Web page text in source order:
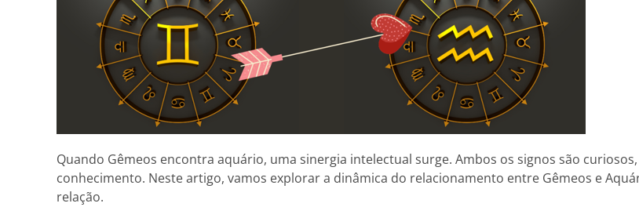
Quando Gêmeos encontra aquário, uma sinergia intelectual surge. Ambos os signos são
conhecimento. Neste artigo, vamos explorar a dinâmica do relacionamento entre Gêmeos e
relação.